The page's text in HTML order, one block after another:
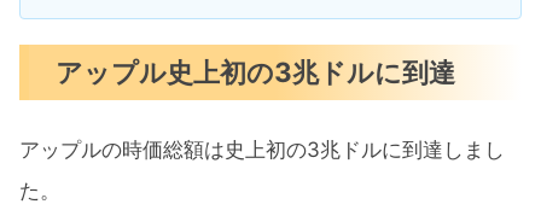
アップル史上初の3兆ドルに到達
アップルの時価総額は史上初の3兆ドルに到達しまし
た。